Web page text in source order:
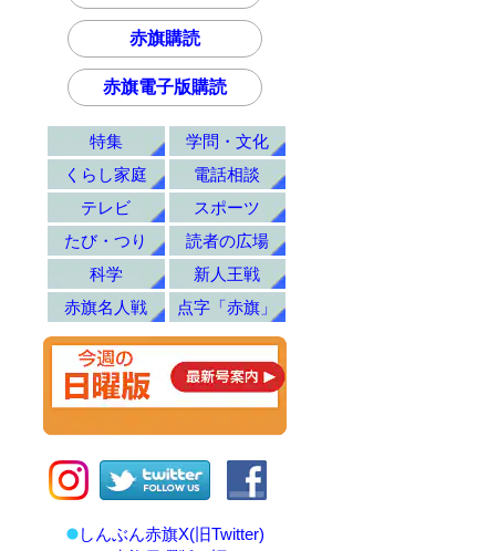
赤旗購読
赤旗電子版購読
特集
学問・文化
くらし家庭
電話相談
テレビ
スポーツ
たび・つり
読者の広場
科学
新人王戦
赤旗名人戦
点字「赤旗」
しんぶん赤旗X(旧Twitter)